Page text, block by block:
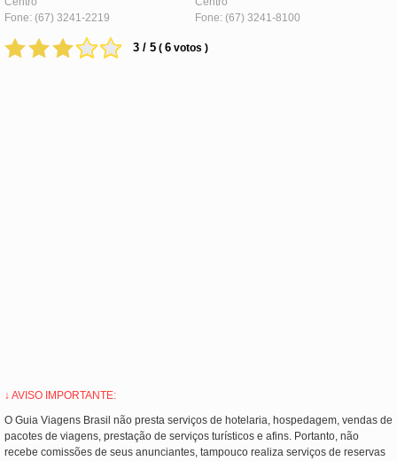
Fone: (67) 3241-2219
Fone: (67) 3241-8100
3 / 5 ( 6 votos )
↓ AVISO IMPORTANTE:
O Guia Viagens Brasil não presta serviços de hotelaria, hospedagem, vendas de
pacotes de viagens, prestação de serviços turísticos e afins. Portanto, não
recebe comissões de seus anunciantes, tampouco realiza serviços de reservas